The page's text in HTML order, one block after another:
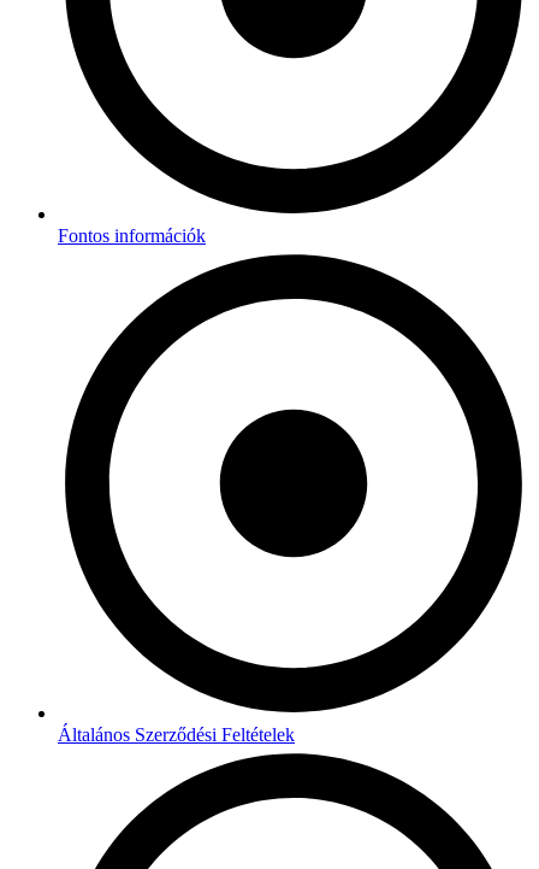
Fontos információk
Általános Szerződési Feltételek